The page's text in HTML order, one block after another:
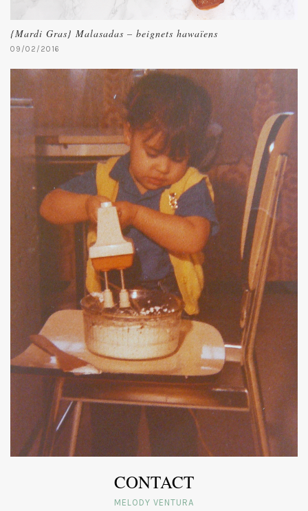
{Mardi Gras} Malasadas – beignets hawaïens
09/02/2016
CONTACT
MELODY VENTURA